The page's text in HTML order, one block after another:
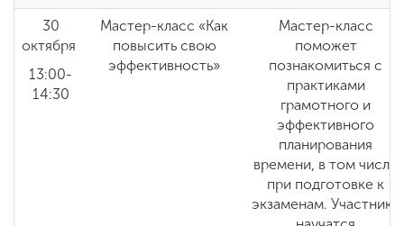
30
октября
13:00-
14:30
Мастер-класс «Как
повысить свою
эффективность»
Мастер-класс
поможет
познакомиться с
практиками
грамотного и
эффективного
планирования
времени, в том числе
при подготовке к
экзаменам. Участники